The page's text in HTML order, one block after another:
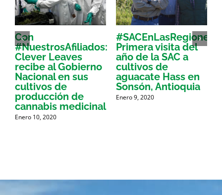
Con
#NuestrosAfiliados:
Clever Leaves
recibe al Gobierno
Nacional en sus
cultivos de
producción de
cannabis medicinal
Enero 10, 2020
#SACEnLasRegiones:
Primera visita del
año de la SAC a
cultivos de
aguacate Hass en
Sonsón, Antioquia
Enero 9, 2020